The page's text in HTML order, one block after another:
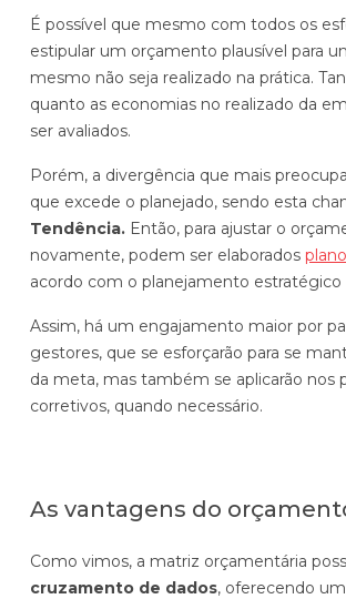
É possível que mesmo com todos os
estipular um orçamento plausível para
mesmo não seja realizado na prática.
quanto as economias no realizado da
ser avaliados.
Porém, a divergência que mais
que excede o planejado, sendo esta
Tendência. Então, para ajustar o
novamente, podem ser elaborados
acordo com o planejamento estratégico
Assim, há um engajamento maior por
gestores, que se esforçarão para se
da meta, mas também se aplicarão nos
corretivos, quando necessário.
As vantagens do
Como vimos, a matriz orçamentária
cruzamento de dados, oferecendo